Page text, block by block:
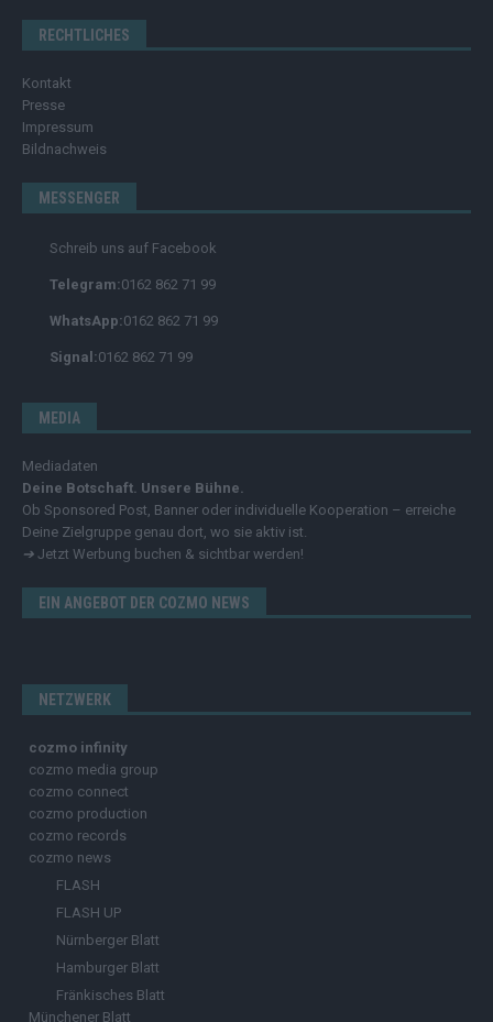
RECHTLICHES
Kontakt
Presse
Impressum
Bildnachweis
MESSENGER
Schreib uns auf Facebook
Telegram:0162 862 71 99
WhatsApp:0162 862 71 99
Signal:0162 862 71 99
MEDIA
Mediadaten
Deine Botschaft. Unsere Bühne.
Ob Sponsored Post, Banner oder individuelle Kooperation – erreiche
Deine Zielgruppe genau dort, wo sie aktiv ist.
➔ Jetzt Werbung buchen & sichtbar werden!
EIN ANGEBOT DER COZMO NEWS
NETZWERK
cozmo infinity
cozmo media group
cozmo connect
cozmo production
cozmo records
cozmo news
FLASH
FLASH UP
Nürnberger Blatt
Hamburger Blatt
Fränkisches Blatt
Münchener Blatt